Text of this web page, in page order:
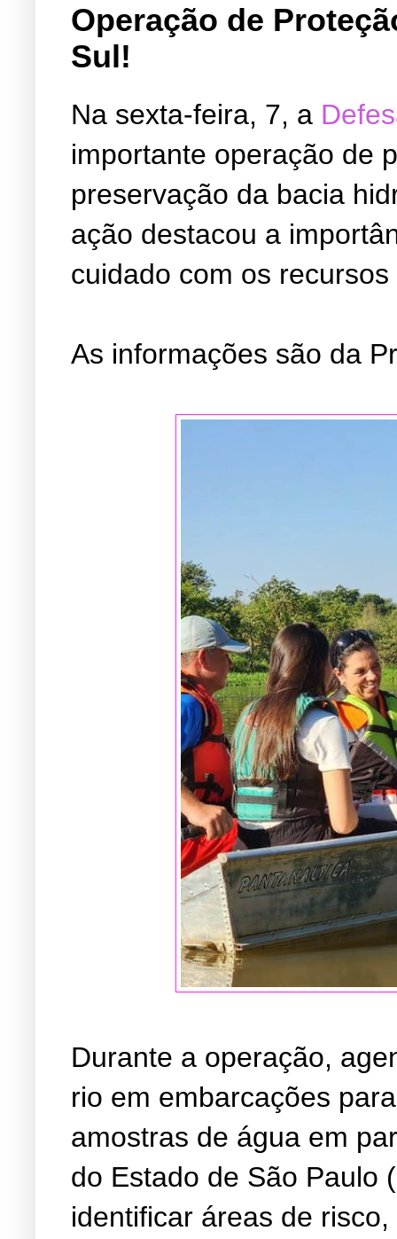
Operação de
Sul!
Na sexta-feira, 7, a
importante operação de
preservação da bacia
ação destacou a
cuidado com os
As informações são da
Durante a operação,
rio em embarcações
amostras de água em
do Estado de São Paulo
identificar áreas de